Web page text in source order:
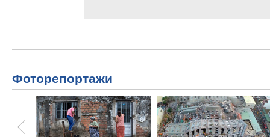
Фоторепортажи